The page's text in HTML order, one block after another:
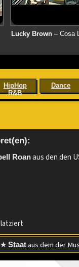
Lucky Brown– Cosa
HipHop
R&B
Dance
Roanaus den den
Staataus dem der